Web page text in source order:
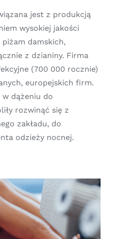
jest z produkcją
wysokiej jakości
damskich,
z dzianiny. Firma
(700 000 rocznie)
europejskich firm.
w dążeniu do
rozwinąć się z
zakładu, do
odzieży nocnej.